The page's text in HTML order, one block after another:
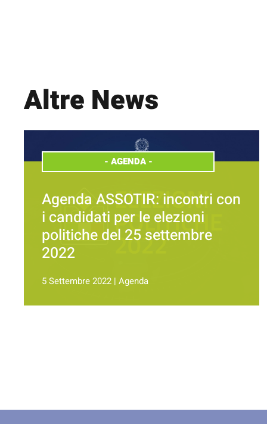
Altre News
- AGENDA-
Agenda ASSOTIR: incontri con
i candidati per le elezioni
politiche del 25 settembre
2022
5 Settembre 2022 | Agenda